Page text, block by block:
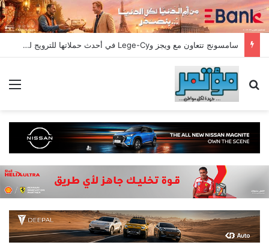
سامسونج تتعاون مع ويجز وLege-Cy في أحدث حملاتها للترويج لسلسلة Galaxy A
بحث عن